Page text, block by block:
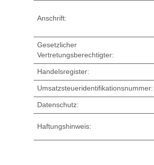
Anschrift:
Gesetzlicher
Vertretungsberechtigter:
Handelsregister:
Umsatzsteueridentifikationsnummer:
Datenschutz:
Haftungshinweis:
Management
Zugriffsanalyse
mit Matomo
Netzwerksicherheit
Applikationen